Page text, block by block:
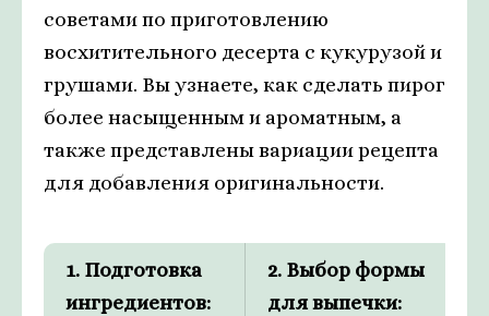
советами по приготовлению
восхитительного десерта с кукурузой и
грушами. Вы узнаете, как сделать пирог
более насыщенным и ароматным, а
также представлены вариации рецепта
для добавления оригинальности.
1. Подготовка
ингредиентов:
2. Выбор формы
для выпечки: